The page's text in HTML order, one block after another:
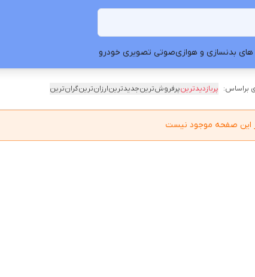
های بدنسازی و هوازیصوتی تصویری خودرو
براساس: پربازدیدترینپرفروش‌ترینجدیدترینارزان‌ترینگران‌ترین
این صفحه موجود نیست